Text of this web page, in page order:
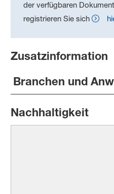
der verfügbaren
registrieren Sie sich
Zusatzinformation
Branchen und
Nachhaltigkeit